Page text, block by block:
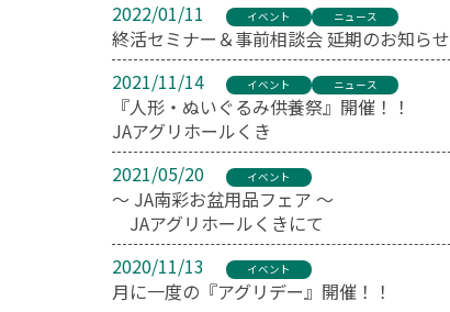
2022/01/11
イベント ニュース
終活セミナー＆事前相談会 延期のお知らせ
2021/11/14
イベント ニュース
『人形・ぬいぐるみ供養祭』開催！！
JAアグリホールくき
2021/05/20
イベント
～ JA南彩お盆用品フェア ～
JAアグリホールくきにて
2020/11/13
イベント
月に一度の『アグリデー』開催！！